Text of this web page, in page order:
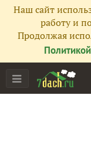
Наш сайт
работу и
Продолжая